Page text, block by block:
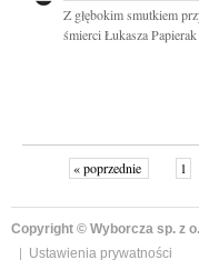
Z głębokim smutkiem
śmierci Łukasza
« poprzednie 1
Copyright © Wyborcza sp. z
Ustawienia prywatności